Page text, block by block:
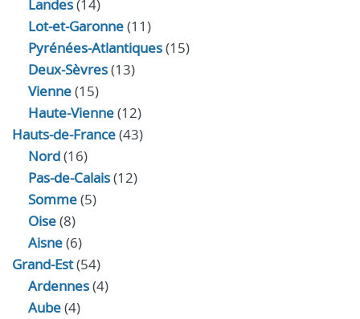
Landes(14)
Lot-et-Garonne(11)
Pyrénées-Atlantiques(15)
Deux-Sèvres(13)
Vienne(15)
Haute-Vienne(12)
Hauts-de-France(43)
Nord(16)
Pas-de-Calais(12)
Somme(5)
Oise(8)
Aisne(6)
Grand-Est(54)
Ardennes(4)
Aube(4)